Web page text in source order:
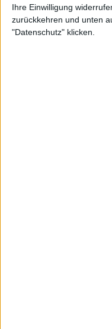
Ihre Einwilligung
zurückkehren und unten
"Datenschutz" klicken.